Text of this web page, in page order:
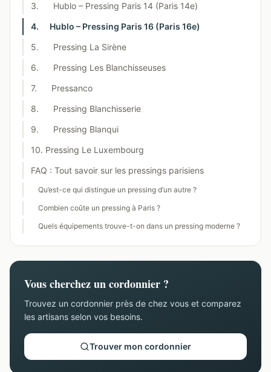
3. Hublo – Pressing Paris 14 (Paris 14e)
4. Hublo – Pressing Paris 16 (Paris 16e)
5. Pressing La Sirène
6. Pressing Les Blanchisseuses
7. Pressanco
8. Pressing Blanchisserie
9. Pressing Blanqui
10. Pressing Le Luxembourg
FAQ : Tout savoir sur les pressings parisiens
Qu’est-ce qui distingue un pressing d’un autre ?
Combien coûte un pressing à Paris ?
Quels équipements trouve-t-on dans un pressing moderne ?
Vous cherchez un cordonnier ?
Trouvez un cordonnier près de chez vous et comparez
les artisans selon vos besoins.
Trouver mon cordonnier